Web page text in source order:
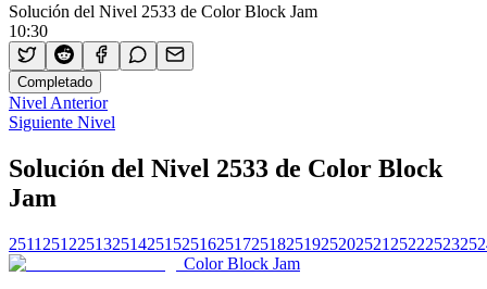
Solución del Nivel 2533 de Color Block Jam
10:30
Completado
Nivel Anterior
Siguiente Nivel
Solución del Nivel 2533 de Color Block
Jam
2511 2512251325142515251625172518251925202521 25222523
Color Block Jam